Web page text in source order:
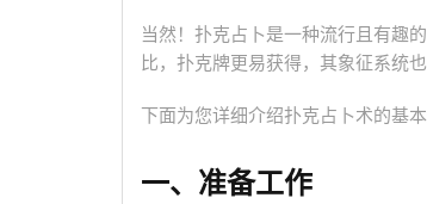
当然！扑克占卜是一种流行且有趣
比，扑克牌更易获得，其象征系统也
下面为您详细介绍扑克占卜术的基
一、准备工作